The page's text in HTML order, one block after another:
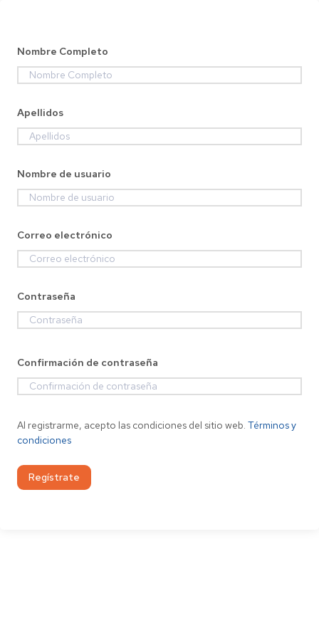
Nombre Completo
Apellidos
Nombre de usuario
Correo electrónico
Contraseña
Confirmación de contraseña
Al registrarme, acepto las condiciones del sitio web. Términos y
condiciones
Regístrate